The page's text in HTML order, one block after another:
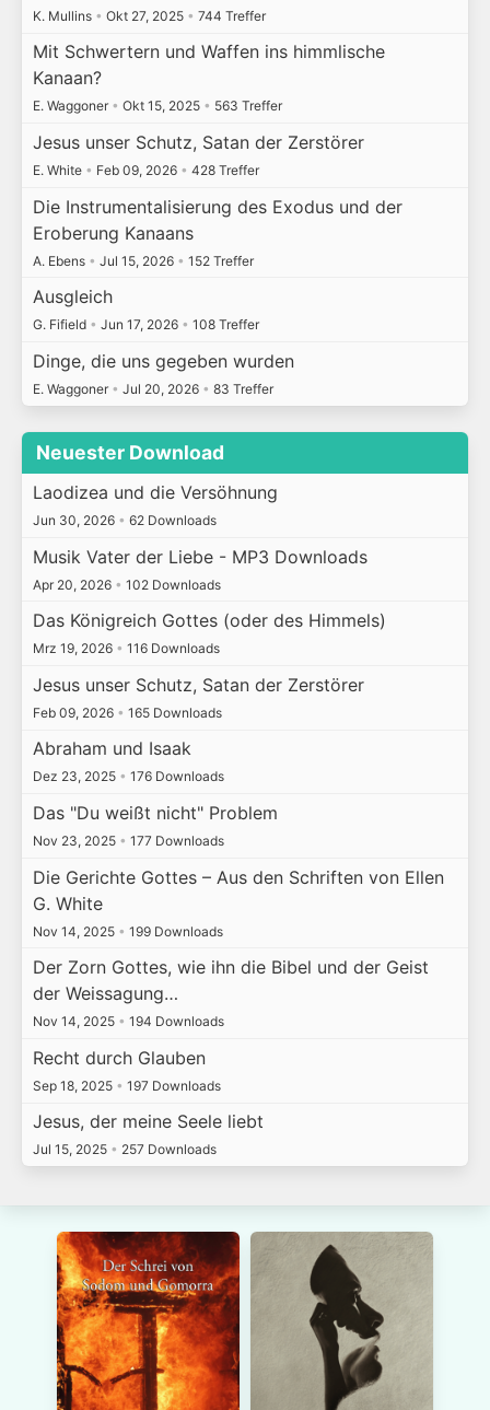
K. Mullins • Okt 27, 2025 • 744 Treffer
Mit Schwertern und Waffen ins himmlische
Kanaan?
E. Waggoner • Okt 15, 2025 • 563 Treffer
Jesus unser Schutz, Satan der Zerstörer
E. White • Feb 09, 2026 • 428 Treffer
Die Instrumentalisierung des Exodus und der
Eroberung Kanaans
A. Ebens • Jul 15, 2026 • 152 Treffer
Ausgleich
G. Fifield • Jun 17, 2026 • 108 Treffer
Dinge, die uns gegeben wurden
E. Waggoner • Jul 20, 2026 • 83 Treffer
Neuester Download
Laodizea und die Versöhnung
Jun 30, 2026 • 62 Downloads
Musik Vater der Liebe - MP3 Downloads
Apr 20, 2026 • 102 Downloads
Das Königreich Gottes (oder des Himmels)
Mrz 19, 2026 • 116 Downloads
Jesus unser Schutz, Satan der Zerstörer
Feb 09, 2026 • 165 Downloads
Abraham und Isaak
Dez 23, 2025 • 176 Downloads
Das "Du weißt nicht" Problem
Nov 23, 2025 • 177 Downloads
Die Gerichte Gottes – Aus den Schriften von Ellen
G. White
Nov 14, 2025 • 199 Downloads
Der Zorn Gottes, wie ihn die Bibel und der Geist
der Weissagung…
Nov 14, 2025 • 194 Downloads
Recht durch Glauben
Sep 18, 2025 • 197 Downloads
Jesus, der meine Seele liebt
Jul 15, 2025 • 257 Downloads